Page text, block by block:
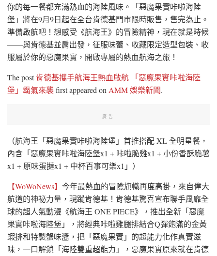
你的每一餐都充滿熱血的海陸風味。「惡魔果實咔啦海陸
堡」將在9月9日起在全台肯德基門市限時販售，售完為止。
準備啟航吧！想感受《航海王》的冒險精神，現在就是時候
——與肯德基並肩出發，征服味蕾、收藏限定造型包裝、收
服屬於你的惡魔果實，開啟專屬的熱血航海之旅！
The post肯德基攜手航海王熱血啟航 「惡魔果實咔啦海陸
堡」霸氣來襲first appeared onAMM 娛樂新聞.
廣告
（航海王「惡魔果實咔啦海陸堡」首推搭配 XL 全明星餐，
內含「惡魔果實咔啦海陸堡x1 + 咔啦脆雞x1 + 小份香酥脆薯
x1 + 原味蛋撻x1 + 中杯百事可樂x1」）
【WoWoNews】 今年最熱血的冒險旗幟再度高掛，來自偉大
航道的神祕力量，現蹤肯德基！肯德基驚喜宣布聯手風靡全
球的超人氣動漫《航海王 ONE PIECE》，推出全新「惡魔
果實咔啦海陸堡」，將經典咔啦雞腿排結合Q彈飽滿的金黃
蝦排和特製蟹味醬，把「惡魔果實」的超能力化作真實滋
味，一口解鎖「海陸雙重超能力」，惡魔果實原來就在肯德